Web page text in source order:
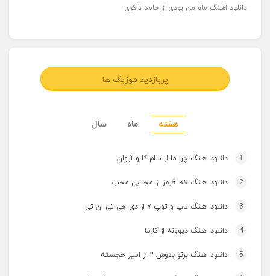
دانلود اهنگ ماه من بودی از حامد ذاکری
پربازدید موزیک ها
هفته ماه سال
1 دانلود اهنگ چرا ما از سام کا و آروان
2 دانلود اهنگ خط قرمز از مجتبی محب
3 دانلود اهنگ تاپ و توپ ۷ از دی جی تی ان تی
4 دانلود اهنگ دیوونه از کارما
5 دانلود اهنگ برنو بدوش ۲ از امیر خجسته